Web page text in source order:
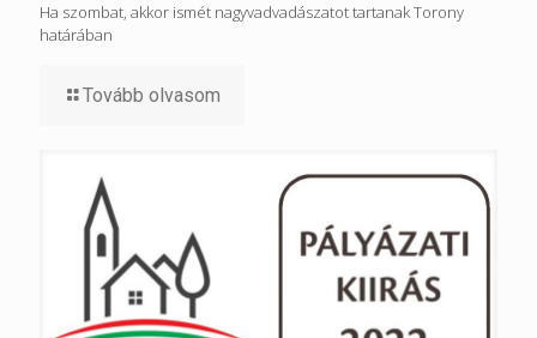
Ha szombat, akkor ismét nagyvadvadászatot tartanak Torony
határában
Tovább olvasom